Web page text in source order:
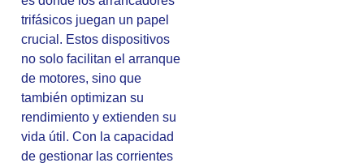
trifásicos juegan un papel
crucial. Estos dispositivos
no solo facilitan el arranque
de motores, sino que
también optimizan su
rendimiento y extienden su
vida útil. Con la capacidad
de gestionar las corrientes